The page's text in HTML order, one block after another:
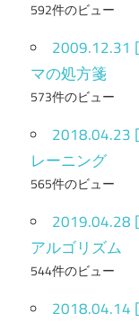
592件のビュー
2009.12.31
マの処方箋
573件のビュー
2018.04.23
レーニング
565件のビュー
2019.04.28
アルゴリズム
544件のビュー
2018.04.14